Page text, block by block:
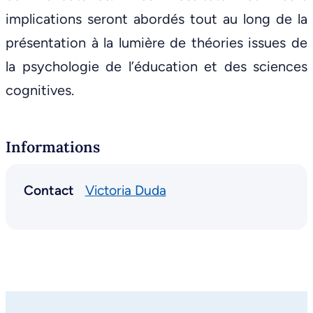
implications seront abordés tout au long de la
présentation à la lumière de théories issues de
la psychologie de l’éducation et des sciences
cognitives.
Informations
Contact Victoria Duda